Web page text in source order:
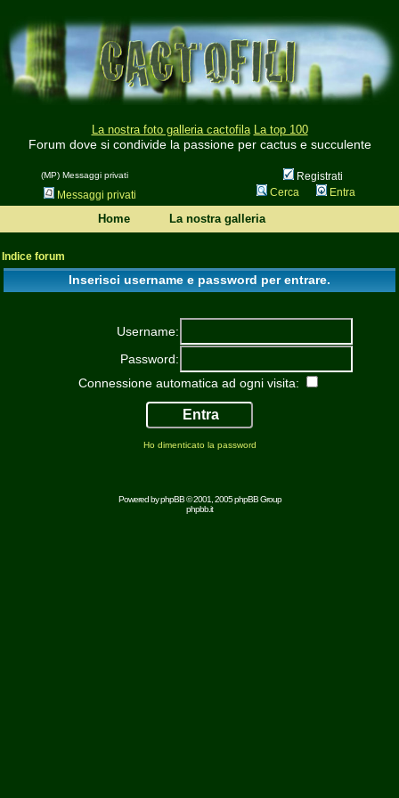
La nostra foto galleria cactofila La top 100
Forum dove si condivide la passione per cactus e succulente
(MP) Messaggi privati
Registrati
Messaggi privati
Cerca Entra
Home La nostra galleria
Indice forum
Inserisci username e password per entrare.
Username:
Password:
Connessione automatica ad ogni visita:
Ho dimenticato la password
Powered byphpBB© 2001, 2005 phpBB Group
phpbb.it